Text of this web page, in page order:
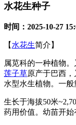
水花生种子
时间： 2025-10-27
【 水花生简介】
属苋科的一种植物。
莲子草原产于巴西，
水型水生植物。一般
生长于海拔50米
药用价值。幼苗开始